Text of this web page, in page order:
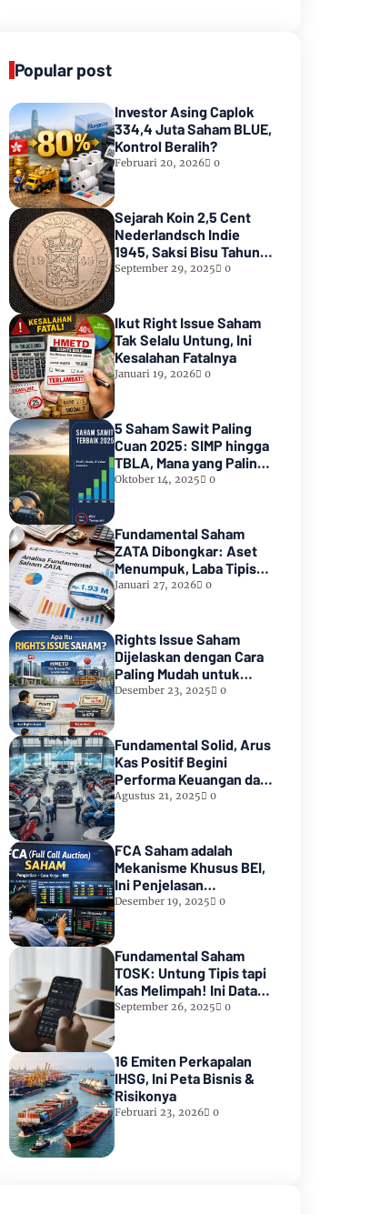
Popular post
Investor Asing Caplok
334,4 Juta Saham BLUE,
Kontrol Beralih?
Februari 20, 2026 0
Sejarah Koin 2,5 Cent
Nederlandsch Indie
1945, Saksi Bisu Tahun
Kemerdekaan
September 29, 2025 0
Ikut Right Issue Saham
Tak Selalu Untung, Ini
Kesalahan Fatalnya
Januari 19, 2026 0
5 Saham Sawit Paling
Cuan 2025: SIMP hingga
TBLA, Mana yang Paling
Murah
Oktober 14, 2025 0
Fundamental Saham
ZATA Dibongkar: Aset
Menumpuk, Laba Tipis
Jadi Alarm
Januari 27, 2026 0
Rights Issue Saham
Dijelaskan dengan Cara
Paling Mudah untuk
Investor Pemula
Desember 23, 2025 0
Fundamental Solid, Arus
Kas Positif Begini
Performa Keuangan dan
Prospek Bisnis Saham
Agustus 21, 2025 0
FCA Saham adalah
Mekanisme Khusus BEI,
Ini Penjelasan
Lengkapnya
Desember 19, 2025 0
Fundamental Saham
TOSK: Untung Tipis tapi
Kas Melimpah! Ini Data
Lengkap Terbarunya
September 26, 2025 0
16 Emiten Perkapalan
IHSG, Ini Peta Bisnis &
Risikonya
Februari 23, 2026 0